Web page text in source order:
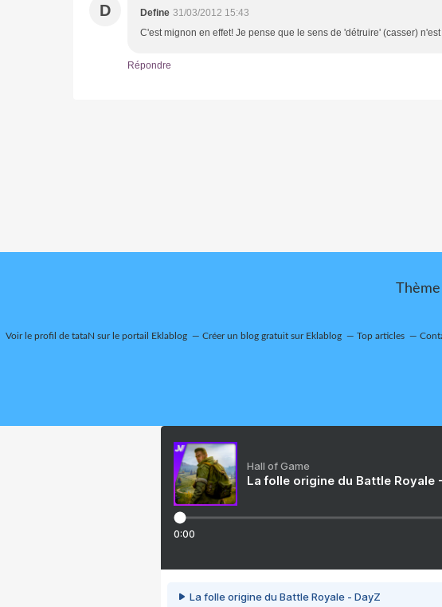
D Define 31/03/2012 15:43
C'est mignon en effet! Je pense que le sens de 'détruire' (casser)
Répondre
Voir le profil de tataN sur le portail Eklablog Créer un blog gratuit sur Eklablog Top articles
Hall of Game
La folle origine du Battle Royale
0:00
La folle origine du Battle Royale - DayZ